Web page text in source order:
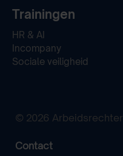
Trainingen
HR & AI
Incompany
Sociale veiligheid
© 2026 Arbeidsrechter
Contact